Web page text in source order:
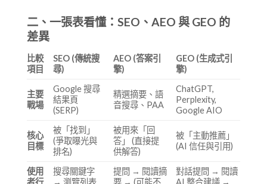
二、一張表看懂：SEO、AEO 與 GEO 的
差異
比較
項目
SEO (傳統搜
尋)
AEO (答案引
擎)
GEO (生成式引
擎)
主要
戰場
Google 搜尋
結果頁
(SERP)
精選摘要、語
音搜尋、PAA
ChatGPT,
Perplexity,
Google AIO
核心
目標
被「找到」
(爭取曝光與
排名)
被用來「回
答」 (直接提
供解答)
被「主動推薦」
(AI 信任與引用)
使用
搜尋關鍵字
提問 → 閱讀摘
對話提問 → 閱讀